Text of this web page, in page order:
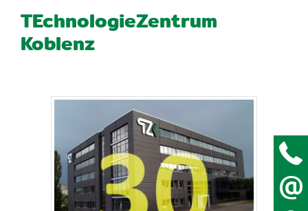
TEchnologieZentrum
Koblenz